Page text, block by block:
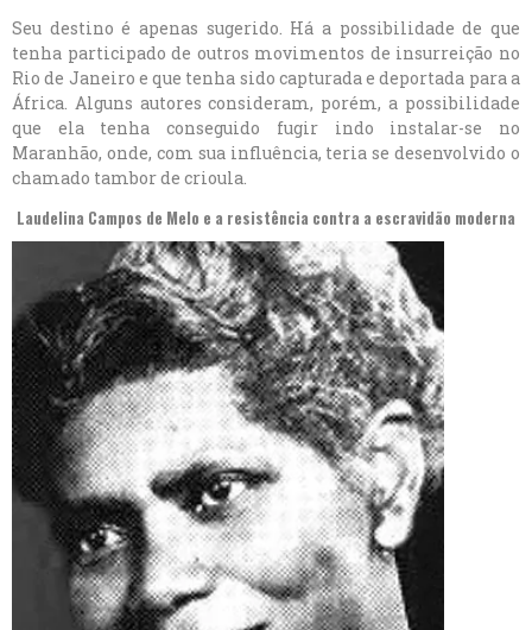
Seu destino é apenas sugerido. Há a possibilidade de que
tenha participado de outros movimentos de insurreição no
Rio de Janeiro e que tenha sido capturada e deportada para a
África. Alguns autores consideram, porém, a possibilidade
que ela tenha conseguido fugir indo instalar-se no
Maranhão, onde, com sua influência, teria se desenvolvido o
chamado tambor de crioula.
Laudelina Campos de Melo e a resistência contra a escravidão moderna